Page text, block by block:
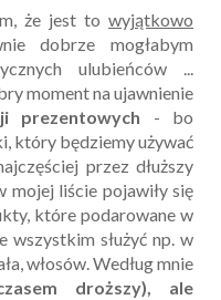
że jest to wyjątkowo
dobrze mogłabym
ulubieńców ...
moment na ujawnienie
prezentowych - bo
który będziemy używać
przez dłuższy
mojej liście pojawiły się
które podarowane w
wszystkim służyć np. w
włosów. Według mnie
droższy), ale